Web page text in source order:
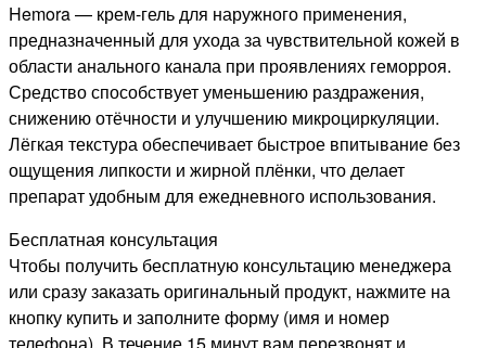
Hemora — крем-гель для наружного применения,
предназначенный для ухода за чувствительной кожей в
области анального канала при проявлениях геморроя.
Средство способствует уменьшению раздражения,
снижению отёчности и улучшению микроциркуляции.
Лёгкая текстура обеспечивает быстрое впитывание без
ощущения липкости и жирной плёнки, что делает
препарат удобным для ежедневного использования.
Бесплатная консультация
Чтобы получить бесплатную консультацию менеджера
или сразу заказать оригинальный продукт, нажмите на
кнопку купить и заполните форму (имя и номер